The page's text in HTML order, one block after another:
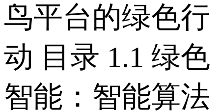
鸟平台的绿色行
动 目录 1.1 绿色
智能：智能算法